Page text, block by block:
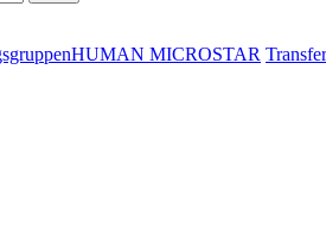
HUMAN MICROSTAR Transfer